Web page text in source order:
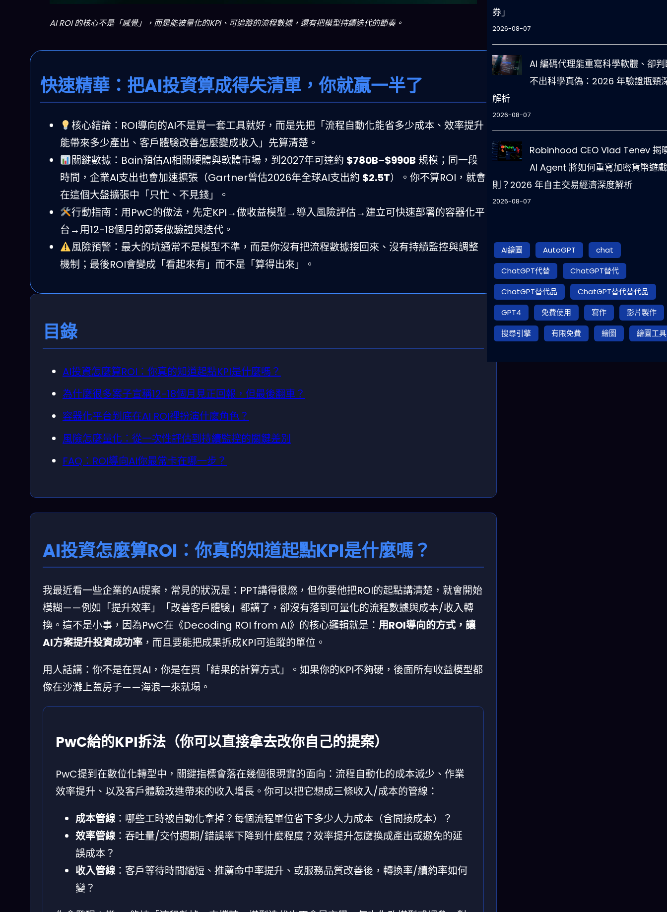
AI ROI 的核心不是「感覺」，而是能被量化的KPI、可追蹤的流程數據，還有把模型持續迭代的節奏。
快速精華：把AI投資算成得失清單，你就贏一半了
核心結論：ROI導向的AI不是買一套工具就好，而是先把「流程自動化能省多少成本、效率提升
能帶來多少產出、客戶體驗改善怎麼變成收入」先算清楚。
關鍵數據：Bain預估AI相關硬體與軟體市場，到2027年可達約 $780B–$990B 規模；同一段
時間，企業AI支出也會加速擴張（Gartner曾估2026年全球AI支出約 $2.5T）。你不算ROI，就會
在這個大盤擴張中「只忙、不見錢」。
行動指南：用PwC的做法，先定KPI→做收益模型→導入風險評估→建立可快速部署的容器化平
台→用12-18個月的節奏做驗證與迭代。
風險預警：最大的坑通常不是模型不準，而是你沒有把流程數據接回來、沒有持續監控與調整
機制；最後ROI會變成「看起來有」而不是「算得出來」。
目錄
AI投資怎麼算ROI：你真的知道起點KPI是什麼嗎？
為什麼很多案子宣稱12-18個月見正回報，但最後翻車？
容器化平台到底在AI ROI裡扮演什麼角色？
風險怎麼量化：從一次性評估到持續監控的關鍵差別
FAQ：ROI導向AI你最常卡在哪一步？
AI投資怎麼算ROI：你真的知道起點KPI是什麼嗎？
我最近看一些企業的AI提案，常見的狀況是：PPT講得很燃，但你要他把ROI的起點講清楚，就會開始
模糊——例如「提升效率」「改善客戶體驗」都講了，卻沒有落到可量化的流程數據與成本/收入轉
換。這不是小事，因為PwC在《Decoding ROI from AI》的核心邏輯就是： 用ROI導向的方式，讓
AI方案提升投資成功率 ，而且要能把成果拆成KPI可追蹤的單位。
用人話講：你不是在買AI，你是在買「結果的計算方式」。如果你的KPI不夠硬，後面所有收益模型都
像在沙灘上蓋房子——海浪一來就塌。
PwC給的KPI拆法（你可以直接拿去改你自己的提案）
PwC提到在數位化轉型中，關鍵指標會落在幾個很現實的面向：流程自動化的成本減少、作業
效率提升、以及客戶體驗改進帶來的收入增長。你可以把它想成三條收入/成本的管線：
成本管線：哪些工時被自動化拿掉？每個流程單位省下多少人力成本（含間接成本）？
效率管線：吞吐量/交付週期/錯誤率下降到什麼程度？效率提升怎麼換成產出或避免的延
誤成本？
收入管線：客戶等待時間縮短、推薦命中率提升、或服務品質改善後，轉換率/續約率如何
變？
券」
2026-08-07
AI 編碼代理能重寫科學軟體、卻
不出科學真偽：2026 年驗證瓶頸
解析
2026-08-07
Robinhood CEO Vlad Tenev 揭
AI Agent 將如何重寫加密貨幣遊
則？2026 年自主交易經濟深度解析
2026-08-07
AI繪圖 AutoGPT
chat
ChatGPT代替
ChatGPT替代
ChatGPT替代品
ChatGPT替代替代品
GPT4
免費使用 寫作
影片製作
搜尋引擎
有限免費 繪圖 繪圖工具